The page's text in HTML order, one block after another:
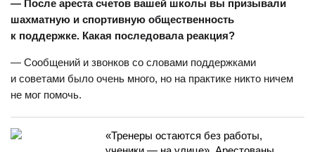
— После ареста счетов вашей школы вы призывали
шахматную и спортивную общественность
к поддержке. Какая последовала реакция?
— Сообщений и звонков со словами поддержками
и советами было очень много, но на практике никто ничем
не мог помочь.
«Тренеры остаются без работы,